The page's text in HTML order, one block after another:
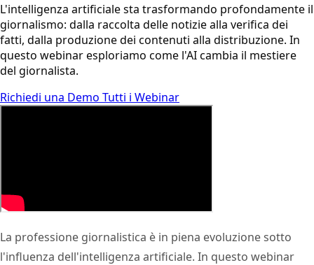
L'intelligenza artificiale sta trasformando profondamente il
giornalismo: dalla raccolta delle notizie alla verifica dei
fatti, dalla produzione dei contenuti alla distribuzione. In
questo webinar esploriamo come l'AI cambia il mestiere
del giornalista.
Richiedi una Demo Tutti i Webinar
La professione giornalistica è in piena evoluzione sotto
l'influenza dell'intelligenza artificiale. In questo webinar